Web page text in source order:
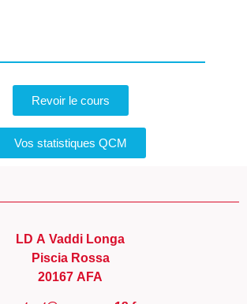
Revoir le cours
Vos statistiques QCM
LD A Vaddi Longa
Piscia Rossa
20167 AFA